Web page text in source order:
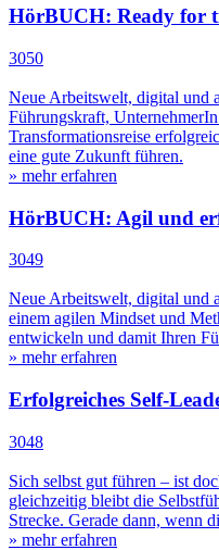
HörBUCH: Ready for
3050
Neue Arbeitswelt, digital und
Führungskraft,
Transformationsreise
eine gute Zukunft führen.
» mehr erfahren
HörBUCH: Agil und
3049
Neue Arbeitswelt, digital und
einem agilen Mindset und
entwickeln und damit Ihren
» mehr erfahren
Erfolgreiches Self-
3048
Sich selbst gut führen – ist
gleichzeitig bleibt die
Strecke. Gerade dann, wenn
» mehr erfahren